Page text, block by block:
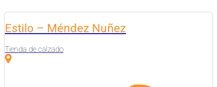
Estilo – Méndez Nuñez
Tienda de calzado